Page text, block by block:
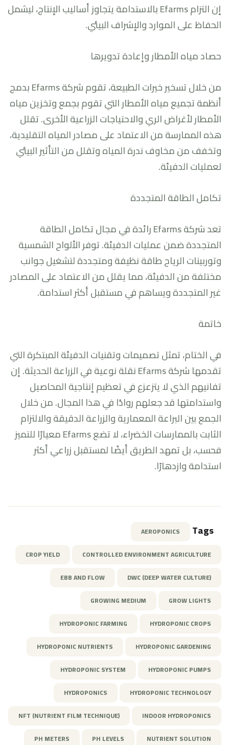
إن التزام Efarms بالاستدامة يتجاوز أساليب الإنتاج، ليشمل
الحفاظ على الموارد والإشراف البيئي.
حصاد مياه الأمطار وإعادة تدويرها
من خلال تسخير خيرات الطبيعة، تقوم شركة Efarms بدمج
أنظمة تجميع مياه الأمطار التي تقوم بجمع وتخزين مياه
الأمطار لأغراض الري والاحتياجات الزراعية الأخرى. تقلل
هذه الممارسة من الاعتماد على مصادر المياه التقليدية،
وتخفف من مخاوف ندرة المياه وتقلل من التأثير البيئي
لعمليات الدفيئة.
تكامل الطاقة المتجددة
تعد شركة Efarms رائدة في مجال تكامل الطاقة
المتجددة ضمن عمليات الدفيئة. توفر الألواح الشمسية
وتوربينات الرياح طاقة نظيفة ومتجددة لتشغيل جوانب
مختلفة من الدفيئة، مما يقلل من الاعتماد على المصادر
غير المتجددة ويساهم في مستقبل أكثر استدامة.
خاتمة
في الختام، تمثل تصميمات وتقنيات الدفيئة المبتكرة التي
تقدمها شركة Efarms نقلة نوعية في الزراعة الحديثة. إن
تفانيهم الذي لا يتزعزع في تعظيم إنتاجية المحاصيل
واستدامتها قد جعلهم روادًا في هذا المجال. من خلال
الجمع بين البراعة المعمارية والزراعة الدقيقة والالتزام
الثابت بالممارسات الخضراء، لا تضع Efarms معيارًا للتميز
فحسب، بل تمهد الطريق أيضًا لمستقبل زراعي أكثر
استدامة وازدهارًا.
Tags
AEROPONICS
CONTROLLED ENVIRONMENT AGRICULTURE
CROP YIELD
DWC (DEEP WATER CULTURE)
EBB AND FLOW
GROW LIGHTS
GROWING MEDIUM
HYDROPONIC CROPS
HYDROPONIC FARMING
HYDROPONIC GARDENING
HYDROPONIC NUTRIENTS
HYDROPONIC PUMPS
HYDROPONIC SYSTEM
HYDROPONIC TECHNOLOGY
HYDROPONICS
INDOOR HYDROPONICS
NFT (NUTRIENT FILM TECHNIQUE)
NUTRIENT SOLUTION
PH LEVELS
PH METERS